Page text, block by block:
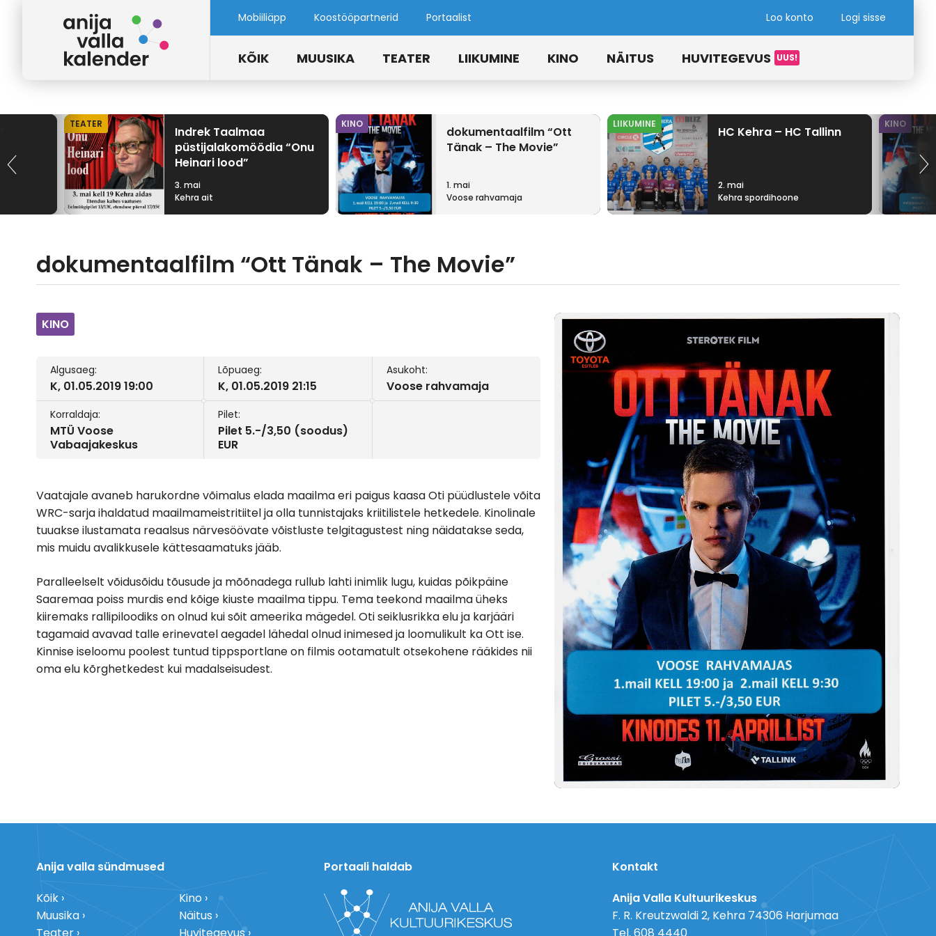
Mobiiliäpp Koostööpartnerid Portaalist Loo konto Logi sisse
KÕIK MUUSIKA TEATER LIIKUMINE KINO NÄITUS HUVITEGEVUS
TEATER
Indrek Taalmaa
püstijalakomöödia “Onu
Heinari lood”
3. mai
Kehra ait
KINO
dokumentaalfilm “Ott
Tänak – The Movie”
1. mai
Voose rahvamaja
LIIKUMINE
HC Kehra – HC Tallinn
2. mai
Kehra spordihoone
KINO
dokumentaalfilm “Ott Tänak – The Movie”
KINO
Algusaeg:
K, 01.05.2019 19:00
Lõpuaeg:
K, 01.05.2019 21:15
Asukoht:
Voose rahvamaja
Korraldaja:
MTÜ Voose
Vabaajakeskus
Pilet:
Pilet 5.-/3,50 (soodus)
EUR
Vaatajale avaneb harukordne võimalus elada maailma eri paigus kaasa Oti püüdlustele võita
WRC-sarja ihaldatud maailmameistritiitel ja olla tunnistajaks kriitilistele hetkedele. Kinolinale
tuuakse ilustamata reaalsus närvesöövate võistluste telgitagustest ning näidatakse seda,
mis muidu avalikkusele kättesaamatuks jääb.
Paralleelselt võidusõidu tõusude ja mõõnadega rullub lahti inimlik lugu, kuidas põikpäine
Saaremaa poiss murdis end kõige kiuste maailma tippu. Tema teekond maailma üheks
kiiremaks rallipiloodiks on olnud kui sõit ameerika mägedel. Oti seiklusrikka elu ja karjääri
tagamaid avavad talle erinevatel aegadel lähedal olnud inimesed ja loomulikult ka Ott ise.
Kinnise iseloomu poolest tuntud tippsportlane on filmis ootamatult otsekohene rääkides nii
oma elu kõrghetkedest kui madalseisudest.
Anija valla sündmused
Kõik
Muusika
Teater
Kino
Näitus
Huvitegevus
Portaali haldab
Kontakt
Anija Valla Kultuurikeskus
F. R. Kreutzwaldi 2, Kehra 74306 Harjumaa
Tel. 608 4440